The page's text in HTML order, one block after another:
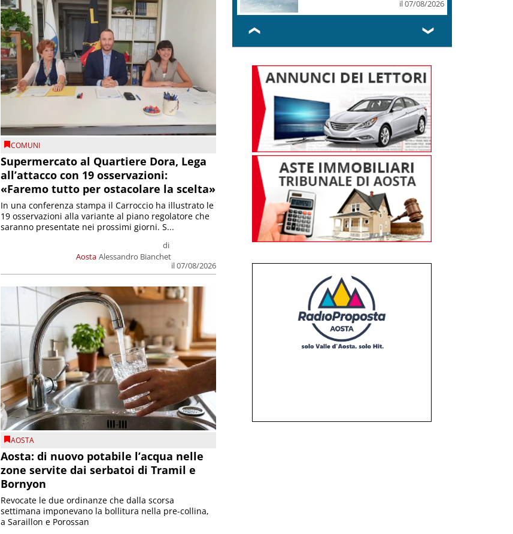
COMUNI
Supermercato al Quartiere Dora, Lega
all’attacco con 19 osservazioni:
«Faremo tutto per ostacolare la scelta»
Aosta
di
Alessandro Bianchet
il 07/08/2026
In una conferenza stampa il Carroccio ha illustrato le
19 osservazioni alla variante al piano regolatore che
saranno presentate nei prossimi giorni. S...
AOSTA
Aosta: di nuovo potabile l’acqua nelle
zone servite dai serbatoi di Tramil e
Bornyon
Revocate le due ordinanze che dalla scorsa
settimana imponevano la bollitura nella pre-collina,
a Saraillon e Porossan
❮ ❯